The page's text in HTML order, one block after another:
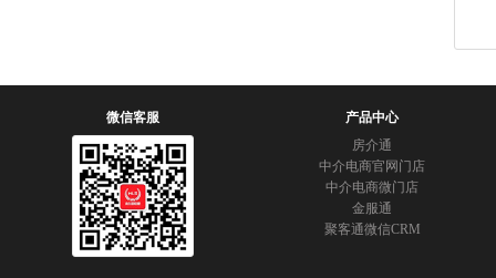
微信客服
产品中心
房介通
中介电商官网门店
中介电商微门店
金服通
聚客通微信CRM